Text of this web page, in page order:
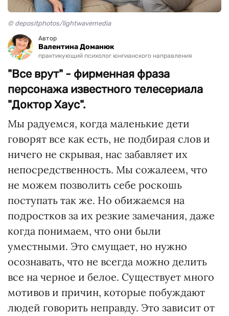
© depositphotos/lightwavemedia
Автор
Валентина Доманюк
практикующий психолог юнгианского направления
"Все врут" - фирменная фраза
персонажа известного телесериала
"Доктор Хаус".
Мы радуемся, когда маленькие дети
говорят все как есть, не подбирая слов и
ничего не скрывая, нас забавляет их
непосредственность. Мы сожалеем, что
не можем позволить себе роскошь
поступать так же. Но обижаемся на
подростков за их резкие замечания, даже
когда понимаем, что они были
уместными. Это смущает, но нужно
осознавать, что не всегда можно делить
все на черное и белое. Существует много
мотивов и причин, которые побуждают
людей говорить неправду. Это зависит от